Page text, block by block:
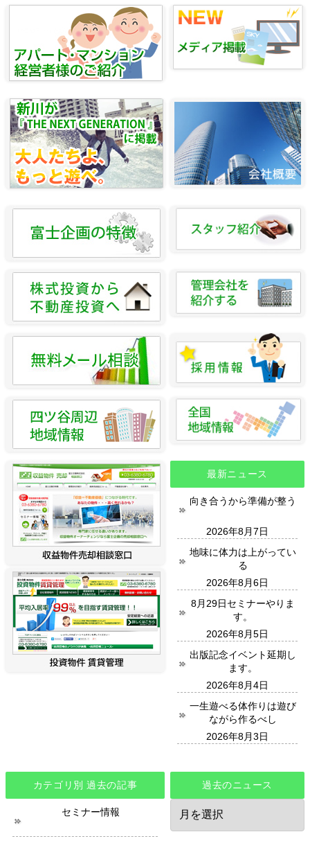
最新ニュース
向き合うから準備が整う
2026年8月7日
地味に体力は上がってい
る
2026年8月6日
8月29日セミナーやりま
す。
2026年8月5日
出版記念イベント延期し
ます。
2026年8月4日
一生遊べる体作りは遊び
ながら作るべし
2026年8月3日
カテゴリ別 過去の記事
セミナー情報
過去のニュース
の